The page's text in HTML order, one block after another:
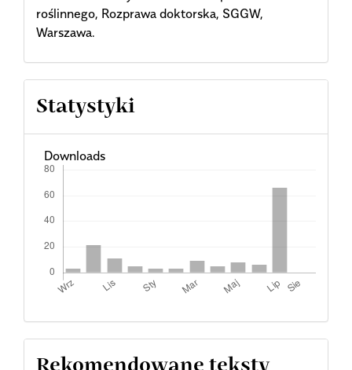
roślinnego, Rozprawa doktorska, SGGW,
Warszawa.
Statystyki
Downloads
Rekomendowane teksty